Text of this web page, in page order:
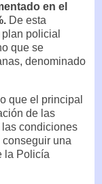
en el
De esta
policial
que se
denominado
que el principal
de las
condiciones
una
la Policía